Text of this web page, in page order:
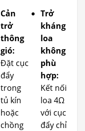
Cản
trở
thông
gió:
Đặt cục
đẩy
trong
tủ kín
hoặc
chồng
Trở
kháng
loa
không
phù
hợp:
Kết nối
loa 4Ω
với cục
đẩy chỉ